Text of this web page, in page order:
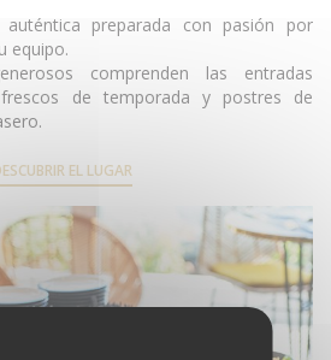
preparada con pasión por
equipo.
comprenden las entradas
de temporada y postres de
EL LUGAR